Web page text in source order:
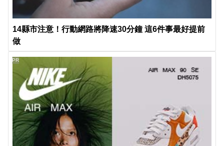
14縣市注意！行動網路將降速30分鐘 這6件事最好提前
做
PR